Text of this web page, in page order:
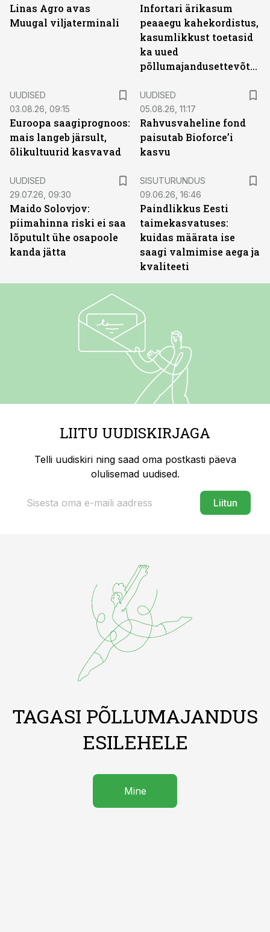
Linas Agro avas
Muugal viljaterminali
Infortari ärikasum
peaaegu kahekordistus,
kasumlikkust toetasid
ka uued
põllumajandusettevõtted
UUDISED
03.08.26, 09:15
Euroopa saagiprognoos:
mais langeb järsult,
õlikultuurid kasvavad
UUDISED
05.08.26, 11:17
Rahvusvaheline fond
paisutab Bioforce’i
kasvu
UUDISED
29.07.26, 09:30
Maido Solovjov:
piimahinna riski ei saa
lõputult ühe osapoole
kanda jätta
SISUTURUNDUS
09.06.26, 16:46
Paindlikkus Eesti
taimekasvatuses:
kuidas määrata ise
saagi valmimise aega ja
kvaliteeti
LIITU UUDISKIRJAGA
Telli uudiskiri ning saad oma postkasti päeva
olulisemad uudised.
Liitun
TAGASI PÕLLUMAJANDUS
ESILEHELE
Mine